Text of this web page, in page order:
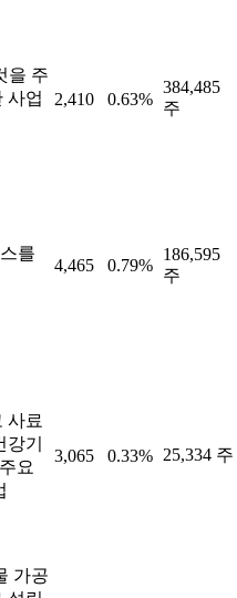
을 주
사업
2,410 0.63%
384,485
주
를
4,465 0.79%
186,595
주
사료
기
요
3,065 0.33% 25,334 주
가공